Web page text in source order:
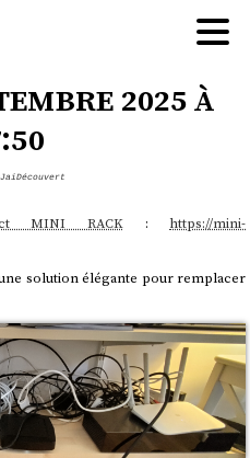
2025 à
MINI RACK: https://mini-
solution élégante pour remplacer